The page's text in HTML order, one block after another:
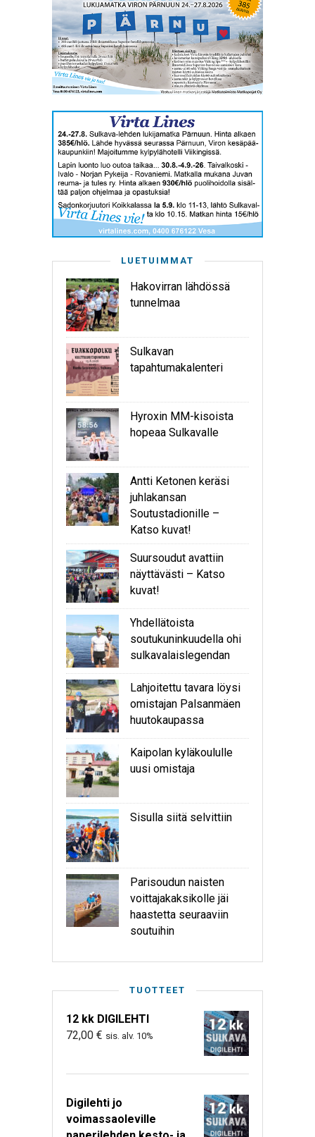
LUETUIMMAT
Hakovirran lähdössä
tunnelmaa
Sulkavan
tapahtumakalenteri
Hyroxin MM-kisoista
hopeaa Sulkavalle
Antti Ketonen keräsi
juhlakansan
Soutustadionille –
Katso kuvat!
Suursoudut avattiin
näyttävästi – Katso
kuvat!
Yhdellätoista
soutukuninkuudella ohi
sulkavalaislegendan
Lahjoitettu tavara löysi
omistajan Palsanmäen
huutokaupassa
Kaipolan kyläkoululle
uusi omistaja
Sisulla siitä selvittiin
Parisoudun naisten
voittajakaksikolle jäi
haastetta seuraaviin
soutuihin
TUOTTEET
12 kk DIGILEHTI
72,00 € sis. alv. 10%
Digilehti jo
voimassaoleville